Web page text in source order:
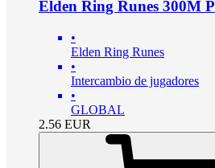
Elden Ring Runes 300M
•
Elden Ring Runes
•
Intercambio de jugadores
•
GLOBAL
2.56 EUR